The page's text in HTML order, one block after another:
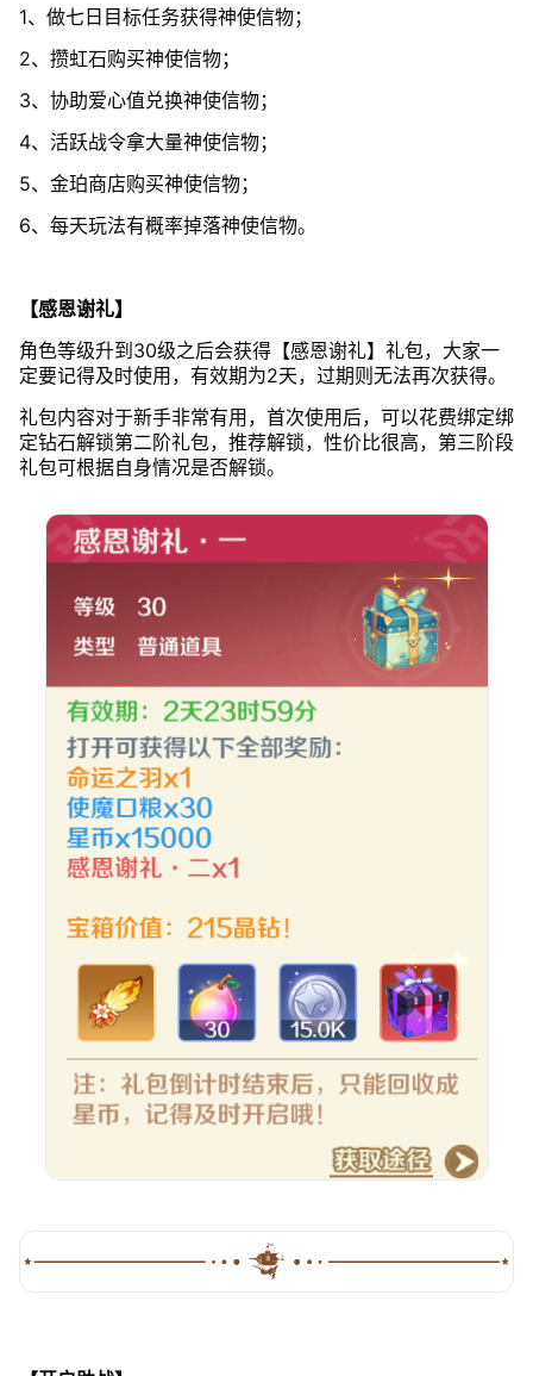
1、做七日目标任务获得神使信物；
2、攒虹石购买神使信物；
3、协助爱心值兑换神使信物；
4、活跃战令拿大量神使信物；
5、金珀商店购买神使信物；
6、每天玩法有概率掉落神使信物。
【感恩谢礼】
角色等级升到30级之后会获得【感恩谢礼】礼包，大家一
定要记得及时使用，有效期为2天，过期则无法再次获得。
礼包内容对于新手非常有用，首次使用后，可以花费绑定绑
定钻石解锁第二阶礼包，推荐解锁，性价比很高，第三阶段
礼包可根据自身情况是否解锁。